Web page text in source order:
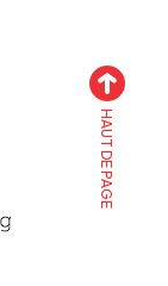
HAUT DE PAGE